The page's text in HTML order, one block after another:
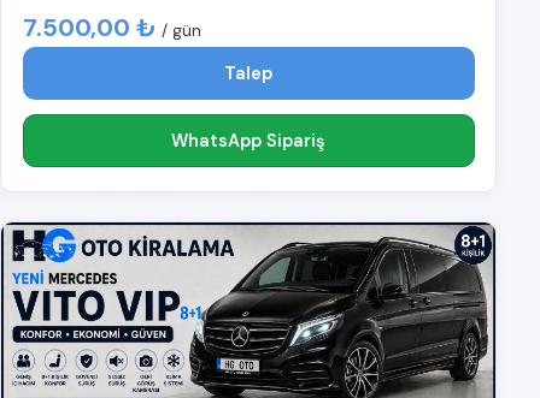
7.500,00 ₺ / gün
Talep
WhatsApp Sipariş